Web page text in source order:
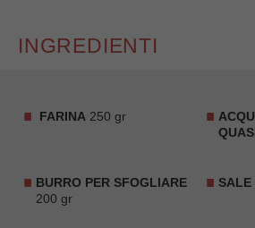
INGREDIENTI
FARINA 250 gr
BURRO PER SFOGLIARE
200 gr
SALE